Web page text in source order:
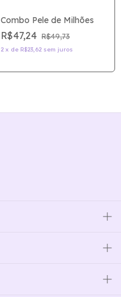
Combo Pele de Milhões
R$47,24 R$49,73
2 x de R$23,62 sem juros